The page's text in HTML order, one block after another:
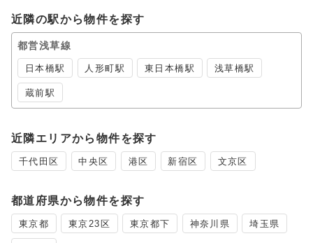
近隣の駅から物件を探す
都営浅草線
日本橋駅 人形町駅 東日本橋駅 浅草橋駅
蔵前駅
近隣エリアから物件を探す
千代田区 中央区 港区 新宿区 文京区
都道府県から物件を探す
東京都 東京23区 東京都下 神奈川県 埼玉県